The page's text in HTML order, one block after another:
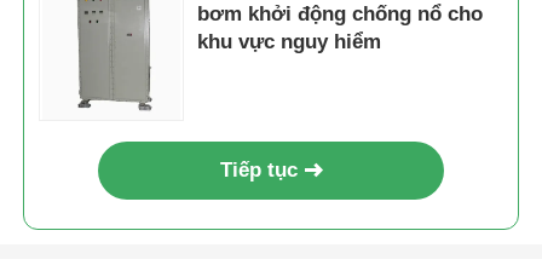
bơm khởi động chống nổ cho
khu vực nguy hiểm
Tiếp tục